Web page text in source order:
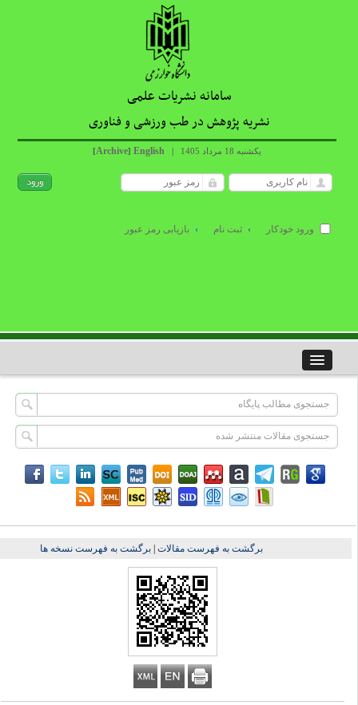
سامانه نشریات علمی
نشریه پژوهش در طب ورزشی و فناوری
یکشنبه 18 مرداد 1405 |
English
[Archive]
ورود خودکار ثبت نام بازیابی رمز عبور
برگشت به فهرست مقالات|برگشت به فهرست نسخه ها